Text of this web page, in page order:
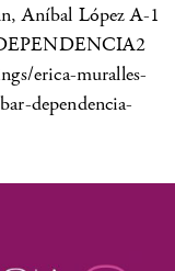
Aníbal López A-1
erica-muralles-
dependencia-